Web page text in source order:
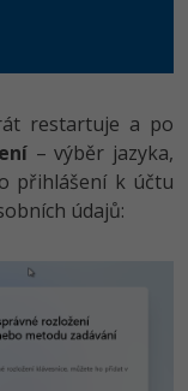
restartuje a po
– výběr jazyka,
přihlášení k účtu
údajů: